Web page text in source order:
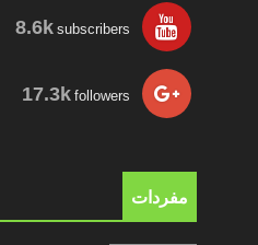
8.6ksubscribers
17.3kfollowers
مفردات